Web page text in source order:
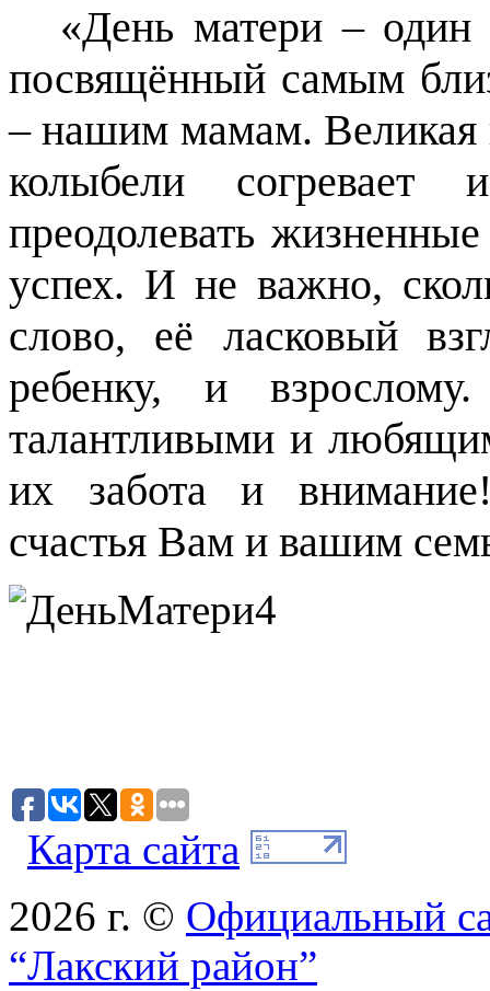
«День матери – один
посвящённый самым
– нашим мамам. Великая
колыбели согревает
преодолевать
успех. И не важно,
слово, её ласковый
ребенку, и
талантливыми и
их забота и
счастья Вам и вашим
Карта сайта
2026 г. © Официальный
“Лакский район”